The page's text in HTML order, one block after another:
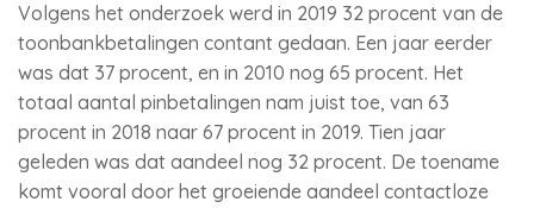
Volgens het onderzoek werd in 2019 32 procent van de
toonbankbetalingen contant gedaan. Een jaar eerder
was dat 37 procent, en in 2010 nog 65 procent. Het
totaal aantal pinbetalingen nam juist toe, van 63
procent in 2018 naar 67 procent in 2019. Tien jaar
geleden was dat aandeel nog 32 procent. De toename
komt vooral door het groeiende aandeel contactloze